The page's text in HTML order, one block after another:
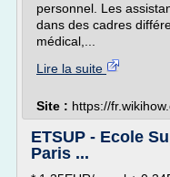
personnel. Les
dans des cadres
médical,...
Lire la suite
Site : https://
ETSUP - Ecole
Paris ...